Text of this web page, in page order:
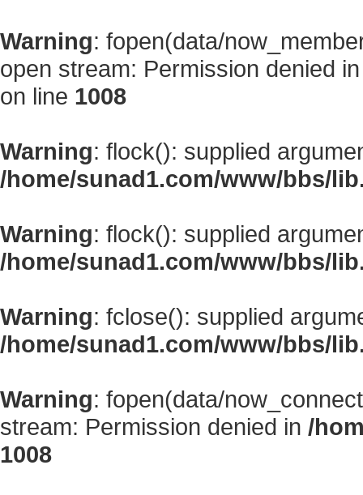
Warning: fopen(data/
open stream: Permission denied
on line 1008
Warning: flock(): supplied
/home/sunad1.com/www/bbs/
Warning: flock(): supplied
/home/sunad1.com/www/bbs/
Warning: fclose(): supplied
/home/sunad1.com/www/bbs/
Warning: fopen(data/
stream: Permission denied in /
1008